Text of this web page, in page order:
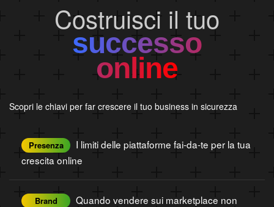
Costruisci il tuo
successo
online
Scopri le chiavi per far crescere il tuo business in sicurezza
Presenza
I limiti delle piattaforme fai-da-te per la tua
crescita online
Brand
Quando vendere sui marketplace non